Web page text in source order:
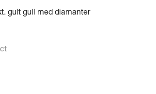
gult gull med diamanter